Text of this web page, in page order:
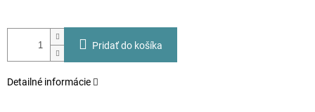
Pridať do košíka
Detailné informácie